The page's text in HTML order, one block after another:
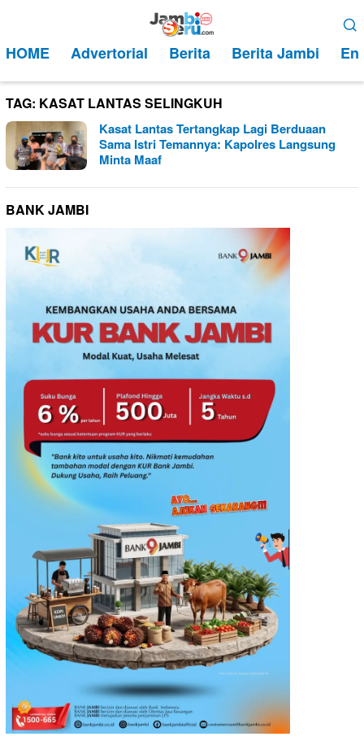
kontenMobile
HOME Advertorial Berita Berita Jambi
TAG: KASAT LANTAS SELINGKUH
Kasat Lantas Tertangkap Lagi Berduaan
Sama Istri Temannya: Kapolres Langsung
Minta Maaf
BANK JAMBI